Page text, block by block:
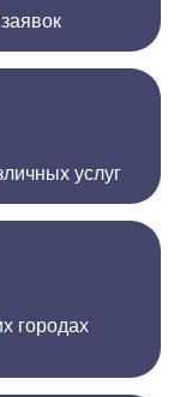
услуг
городах